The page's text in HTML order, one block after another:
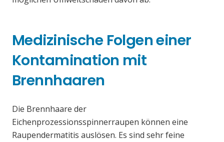
Medizinische Folgen einer
Kontamination mit
Brennhaaren
Die Brennhaare der
Eichenprozessionsspinnerraupen können eine
Raupendermatitis auslösen. Es sind sehr feine